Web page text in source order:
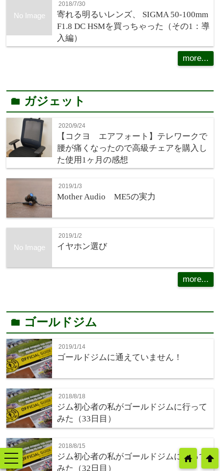
No Image
2018/7/30
寄れる明るいレンズ、 SIGMA 50-100mm
F1.8 DC HSMを買っちゃった（その1：導
入編）
more...
folder ガジェット
2020/9/24
【コクヨ エアフォート】テレワークで
腰が痛くなったので高級チェアを購入し
た使用1ヶ月の感想
2019/1/3
Mother Audio ME5の実力
No Image
2019/1/2
イヤホン選び
more...
folder ゴールドジム
2019/1/14
ゴールドジムに通えていません！
2018/8/18
ジム初心者の私がゴールドジムに行って
みた（33日目）
2018/8/15
ジム初心者の私がゴールドジムに行って
みた（32日目）
toggle
navigation
arrowup
home